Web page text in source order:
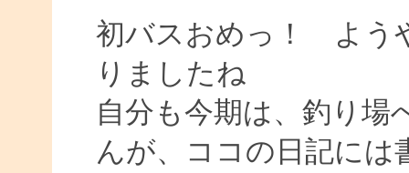
初バスおめっ！ よう
りましたね
自分も今期は、釣り場
んが、ココの日記には